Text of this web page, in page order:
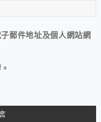
郵件地址及個人網站網